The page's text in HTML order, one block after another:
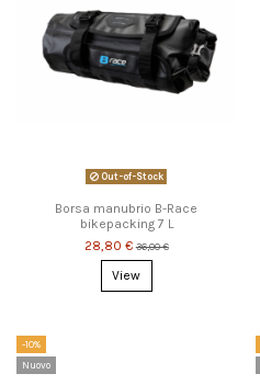
Out-of-Stock
Borsa manubrio B-Race
bikepacking 7 L
28,80 € 36,00 €
View
-10%
Nuovo